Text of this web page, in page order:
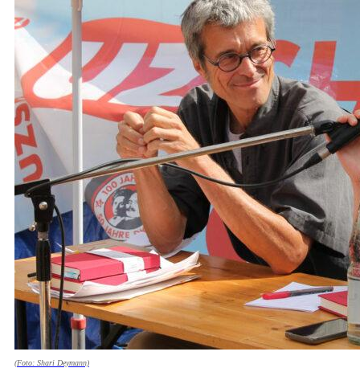
(Foto: Shari Deymann)